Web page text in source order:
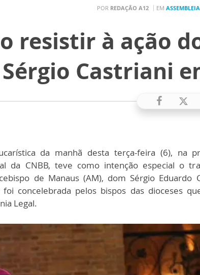
POR REDAÇÃO A12 EM
resistir à ação
Sérgio Castriani
da manhã desta terça-feira (6), na
da CNBB, teve como intenção especial o
de Manaus (AM), dom Sérgio Eduardo
foi concelebrada pelos bispos das dioceses
Legal.